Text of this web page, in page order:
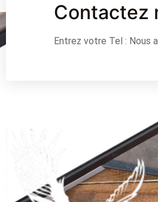
Contactez
Entrez votre Tel : Nous